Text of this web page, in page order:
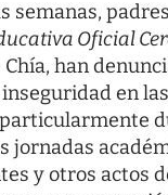
semanas,
Oficial
han
en
jornadas
y otros actos